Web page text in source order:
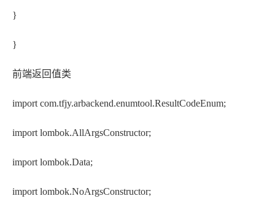
}
}
前端返回值类
import com.tfjy.arbackend.enumtool.ResultCodeEnum;
import lombok.AllArgsConstructor;
import lombok.Data;
import lombok.NoArgsConstructor;